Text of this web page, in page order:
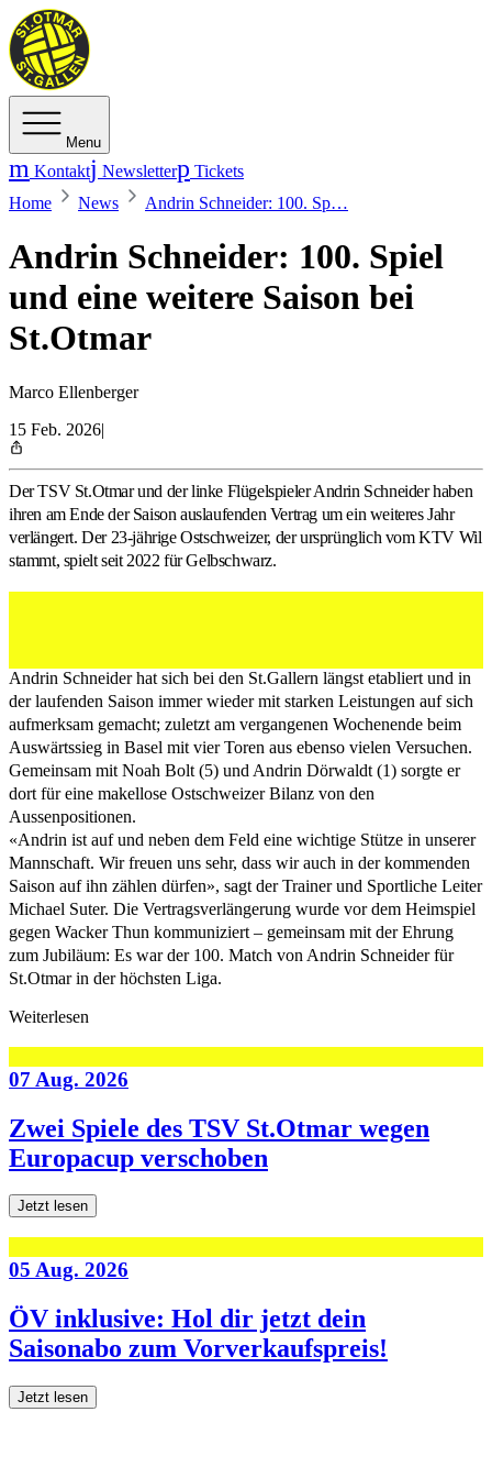
Menu
Kontakt Newsletter
Tickets
Home
News Andrin Schneider: 100. Sp…
Andrin Schneider: 100. Spiel
und eine weitere Saison bei
St.Otmar
Marco Ellenberger
15 Feb. 2026|
Der TSV St.Otmar und der linke Flügelspieler Andrin Schneider haben
ihren am Ende der Saison auslaufenden Vertrag um ein weiteres Jahr
verlängert. Der 23-jährige Ostschweizer, der ursprünglich vom KTV Wil
stammt, spielt seit 2022 für Gelbschwarz.
Andrin Schneider hat sich bei den St.Gallern längst etabliert und in
der laufenden Saison immer wieder mit starken Leistungen auf sich
aufmerksam gemacht; zuletzt am vergangenen Wochenende beim
Auswärtssieg in Basel mit vier Toren aus ebenso vielen Versuchen.
Gemeinsam mit Noah Bolt (5) und Andrin Dörwaldt (1) sorgte er
dort für eine makellose Ostschweizer Bilanz von den
Aussenpositionen.
«Andrin ist auf und neben dem Feld eine wichtige Stütze in unserer
Mannschaft. Wir freuen uns sehr, dass wir auch in der kommenden
Saison auf ihn zählen dürfen», sagt der Trainer und Sportliche Leiter
Michael Suter. Die Vertragsverlängerung wurde vor dem Heimspiel
gegen Wacker Thun kommuniziert – gemeinsam mit der Ehrung
zum Jubiläum: Es war der 100. Match von Andrin Schneider für
St.Otmar in der höchsten Liga.
Weiterlesen
07 Aug. 2026
Zwei Spiele des TSV St.Otmar wegen
Europacup verschoben
Jetzt lesen
05 Aug. 2026
ÖV inklusive: Hol dir jetzt dein
Saisonabo zum Vorverkaufspreis!
Jetzt lesen